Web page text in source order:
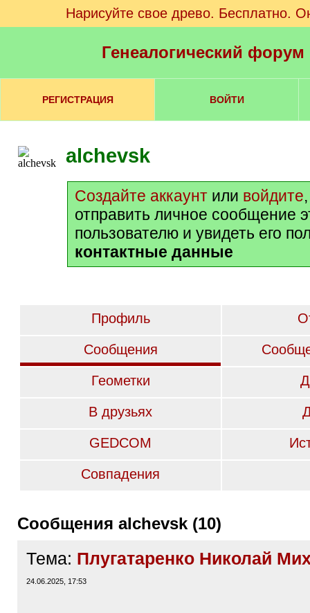
Нарисуйте свое древо. Бесплатно.
Генеалогический
РЕГИСТРАЦИЯ ВОЙТИ
alchevsk
Создайте аккаунт или войдите
отправить личное сообщение
пользователю и увидеть его
контактные данные
Профиль
Сообщения
Геометки
В друзьях
GEDCOM
Совпадения
Сообщения alchevsk (10)
Тема: Плугатаренко Николай
24.06.2025, 17:53